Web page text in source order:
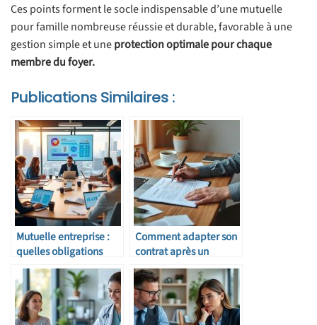
Ces points forment le socle indispensable d’une mutuelle
pour famille nombreuse réussie et durable, favorable à une
gestion simple et uneprotection optimale pour chaque
membre du foyer.
Publications Similaires :
Mutuelle entreprise :
quelles obligations
pour l’employeur ?
Comment adapter son
contrat après un
changement de vie